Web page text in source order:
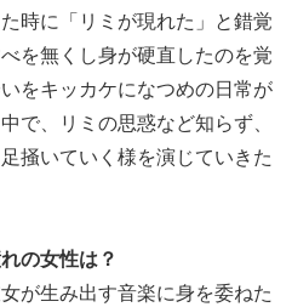
時に「リミが現れた」と錯覚
を無くし身が硬直したのを覚
をキッカケになつめの日常が
で、リミの思惑など知らず、
掻いていく様を演じていきた
の女性は？
が生み出す音楽に身を委ねた